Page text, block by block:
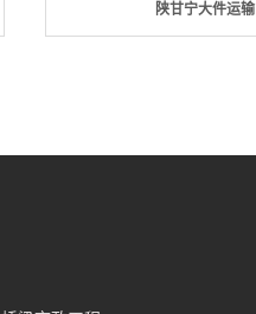
陕甘宁大件运输